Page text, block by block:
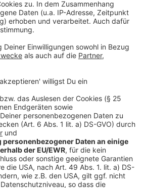
Links zum Thema
Konzert- und
nach Impfungen steigt
geöffnet
Virus
Aktion, Kultur und